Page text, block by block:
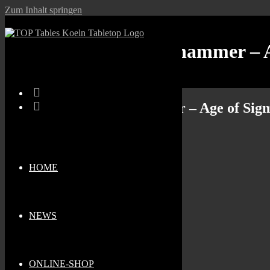
Zum Inhalt springen
HOME
NEWS
ONLINE-SHOP
Stammtischtag: Warhammer
Stammtischtag: Warhammer – Age of
11:00 - 21:30
Veranstaltungstyp